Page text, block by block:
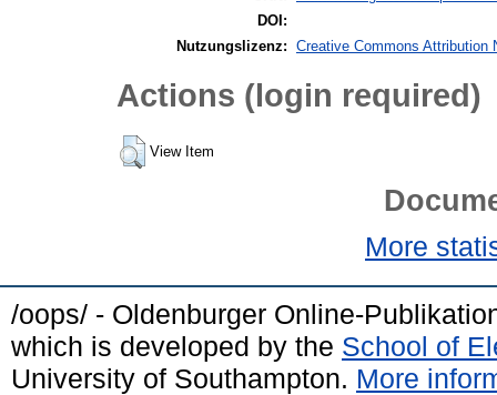
DOI:
Nutzungslizenz: Creative Commons Attribution
Actions (login required)
View Item
More
/oops/ - Oldenburger Online-
which is developed by the School of
University of Southampton. More